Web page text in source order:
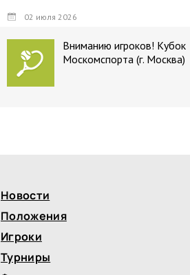
02 июля 2026
Вниманию игроков! Кубок
Москомспорта (г. Москва)
Новости
Положения
Игроки
Турниры